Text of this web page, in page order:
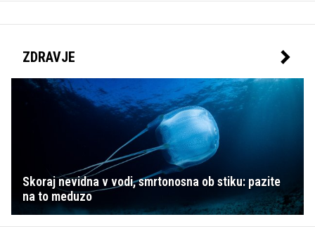
ZDRAVJE
Skoraj nevidna v vodi, smrtonosna ob stiku: pazite
na to meduzo